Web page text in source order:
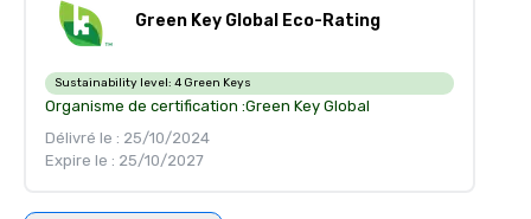
Green Key Global Eco-Rating
Sustainability level: 4 Green Keys
Organisme de certification :Green Key Global
Délivré le : 25/10/2024
Expire le : 25/10/2027